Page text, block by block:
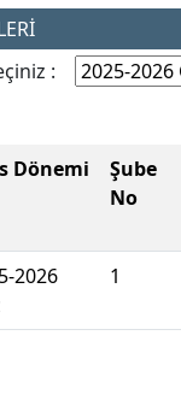
:
Dönemi
Şube
No
2026
1